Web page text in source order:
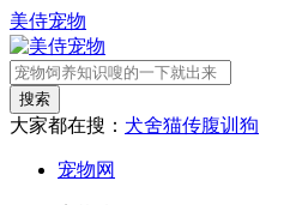
美侍宠物
搜索
大家都在搜： 犬舍猫传腹训狗
宠物网